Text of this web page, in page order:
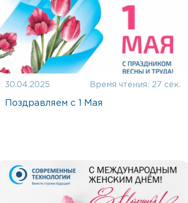
30.04.2025 Время чтения: 27 сек.
Поздравляем с 1 Мая